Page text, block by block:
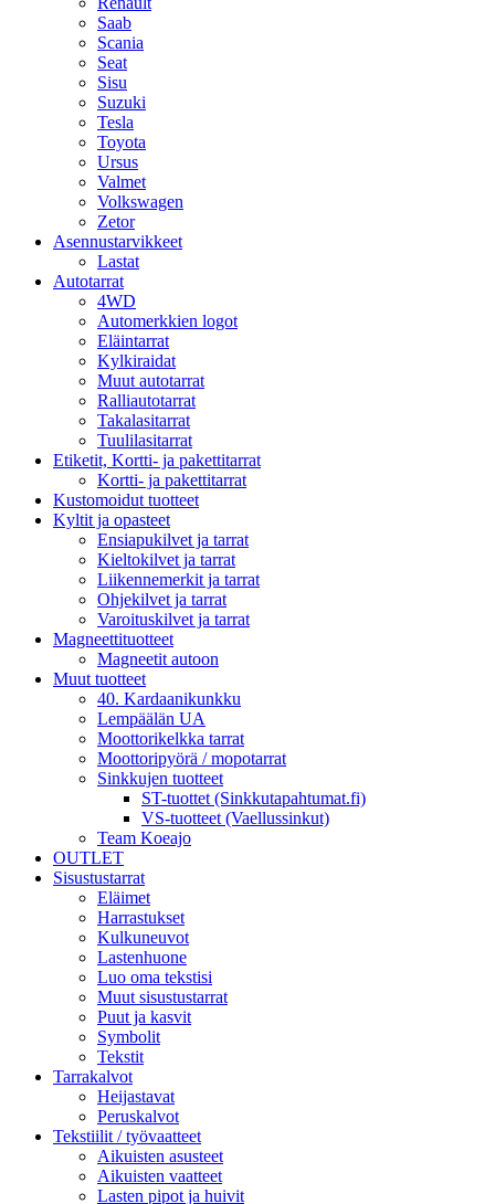
Saab
Scania
Seat
Sisu
Suzuki
Tesla
Toyota
Ursus
Valmet
Volkswagen
Zetor
Asennustarvikkeet
Lastat
Autotarrat
4WD
Automerkkien logot
Eläintarrat
Kylkiraidat
Muut autotarrat
Ralliautotarrat
Takalasitarrat
Tuulilasitarrat
Etiketit, Kortti- ja pakettitarrat
Kortti- ja pakettitarrat
Kustomoidut tuotteet
Kyltit ja opasteet
Ensiapukilvet ja tarrat
Kieltokilvet ja tarrat
Liikennemerkit ja tarrat
Ohjekilvet ja tarrat
Varoituskilvet ja tarrat
Magneettituotteet
Magneetit autoon
Muut tuotteet
40. Kardaanikunkku
Lempäälän UA
Moottorikelkka tarrat
Moottoripyörä / mopotarrat
Sinkkujen tuotteet
ST-tuottet (Sinkkutapahtumat.fi)
VS-tuotteet (Vaellussinkut)
Team Koeajo
OUTLET
Sisustustarrat
Eläimet
Harrastukset
Kulkuneuvot
Lastenhuone
Luo oma tekstisi
Muut sisustustarrat
Puut ja kasvit
Symbolit
Tekstit
Tarrakalvot
Heijastavat
Peruskalvot
Tekstiilit / työvaatteet
Aikuisten asusteet
Aikuisten vaatteet
Lasten pipot ja huivit